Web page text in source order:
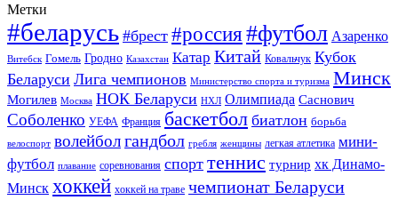
Метки
#беларусь #брест #россия#футбол Азаренко
Витебск Гомель Гродно Казахстан Катар Китай Ковальчук Кубок
Беларуси Лига чемпионов Министерство спорта и туризма Минск
Могилев Москва НОК Беларуси НХЛ Олимпиада Саснович
Соболенко УЕФА Франция баскетбол биатлон борьба
велоспорт волейболгандбол гребля женщины легкая атлетика мини-
футбол плавание соревнования спорт теннис турнир хк Динамо-
Минск хоккей хоккей на траве чемпионат Беларуси